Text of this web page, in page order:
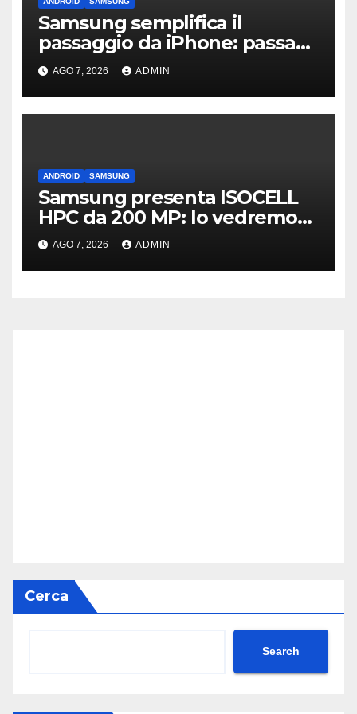
Samsung semplifica il
passaggio da iPhone: passa
WhatsApp e c’è l’assistenza
AGO 7, 2026 ADMIN
ANDROID SAMSUNG
Samsung presenta ISOCELL
HPC da 200 MP: lo vedremo
sui Galaxy S27?
AGO 7, 2026 ADMIN
Cerca
Search